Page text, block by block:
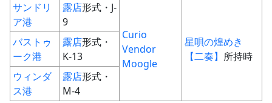
サンドリ
ア港
露店形式・J-
9
Curio
Vendor
Moogle
星唄の煌めき
【二奏】 所持時
バストゥ
ーク港
露店形式・
K-13
ウィンダ
ス港
露店形式・
M-4